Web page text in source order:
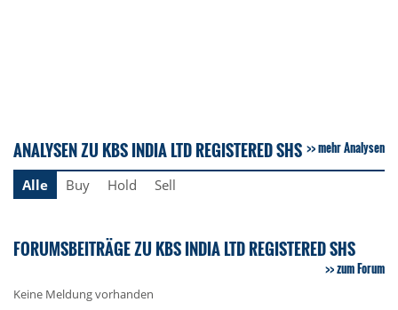
ANALYSEN ZU KBS INDIA LTD REGISTERED SHS mehr Analysen
Alle Buy Hold Sell
FORUMSBEITRÄGE ZU KBS INDIA LTD REGISTERED SHS
zum Forum
Keine Meldung vorhanden